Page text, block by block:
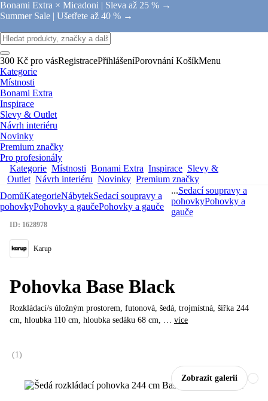
Bonami Extra × Micadoni | Sleva až 25 % →
Summer Sale | Ušetřete až 40 % →
300 Kč pro vásRegistracePřihlášeníPorovnání KošíkMenu
Kategorie
Místnosti
Bonami Extra
Inspirace
Slevy & Outlet
Návrh interiéru
Novinky
Premium značky
Pro profesionály
Kategorie Místnosti Bonami Extra Inspirace Slevy &
Outlet Návrh interiéru Novinky Premium značky
DomůKategorieNábytekSedací soupravy a
pohovkyPohovky a gaučePohovky a gauče
...Sedací soupravy a
pohovkyPohovky a
gauče
Zobrazit galerii
ID: 1628978
Karup
Pohovka Base Black
Rozkládací/s úložným prostorem, futonová, šedá, trojmístná, šířka 244
cm, hloubka 110 cm, hloubka sedáku 68 cm, … více
(1 )